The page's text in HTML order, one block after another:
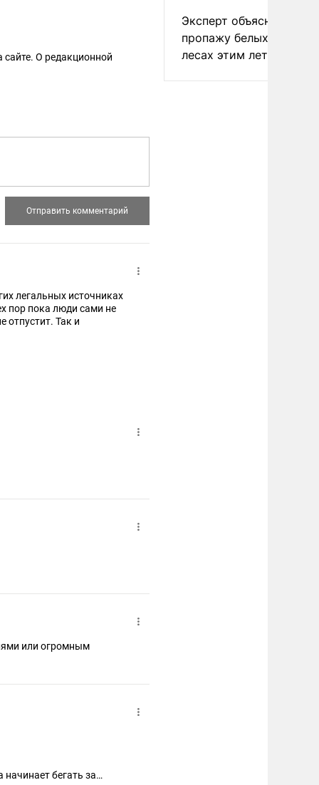
сайте. О редакционной
легальных источниках
пор пока люди сами не
отпустит. Так и
или огромным
бегать за
Эксперт объяснил
пропажу белых грибов
лесах этим летом